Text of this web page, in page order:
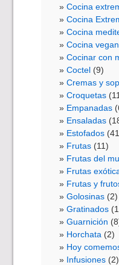
Cocina
Cocina
Cocina
Cocina
Cocinar con
Coctel (9)
Cremas y
Croquetas
Empanadas
Ensaladas
Estofados
Frutas (11)
Frutas del
Frutas
Frutas y
Golosinas (2)
Gratinados
Guarnición
Horchata (2)
Hoy
Infusiones (2)